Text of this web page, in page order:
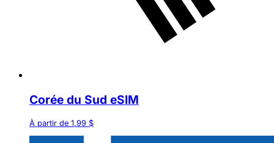
Corée du Sud eSIM
À partir de 1,99 $